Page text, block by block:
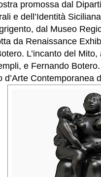
promossa dal
e dell’Identità
dal Museo
da Renaissance
L’incanto del
e Fernando
Contemporanea